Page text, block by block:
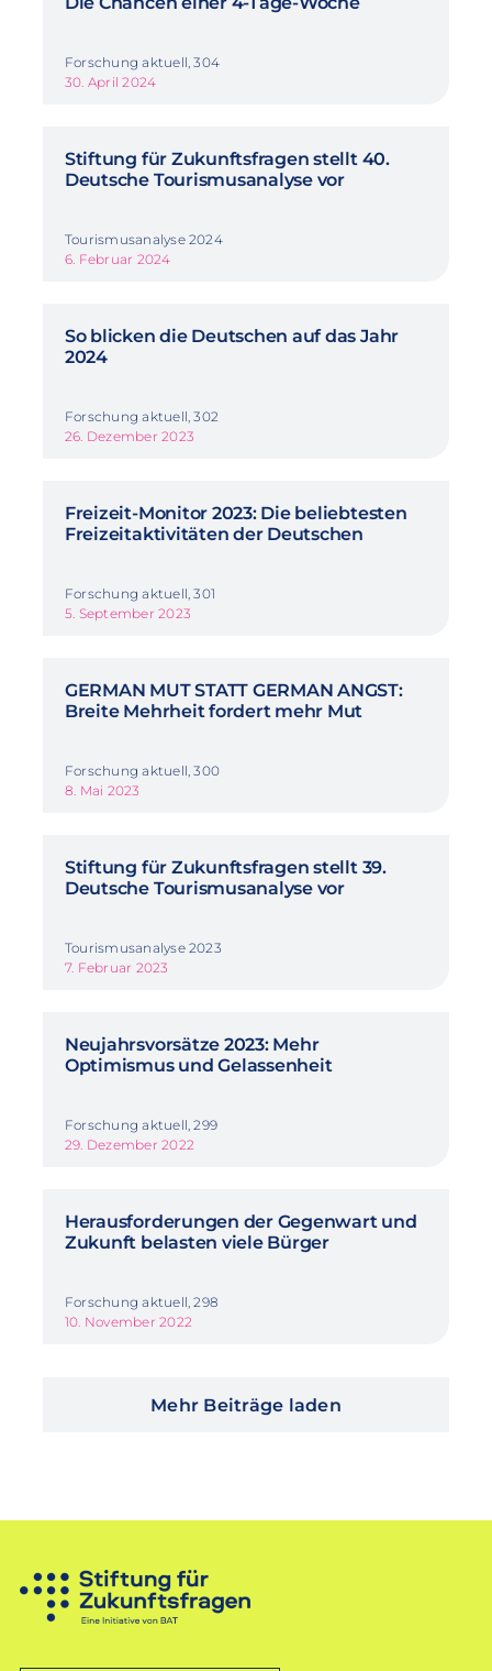
Forschung aktuell, 304
30. April 2024
Stiftung für Zukunftsfragen stellt 40.
Deutsche Tourismusanalyse vor
Tourismusanalyse 2024
6. Februar 2024
So blicken die Deutschen auf das Jahr
2024
Forschung aktuell, 302
26. Dezember 2023
Freizeit-Monitor 2023: Die beliebtesten
Freizeitaktivitäten der Deutschen
Forschung aktuell, 301
5. September 2023
GERMAN MUT STATT GERMAN ANGST:
Breite Mehrheit fordert mehr Mut
Forschung aktuell, 300
8. Mai 2023
Stiftung für Zukunftsfragen stellt 39.
Deutsche Tourismusanalyse vor
Tourismusanalyse 2023
7. Februar 2023
Neujahrsvorsätze 2023: Mehr
Optimismus und Gelassenheit
Forschung aktuell, 299
29. Dezember 2022
Herausforderungen der Gegenwart und
Zukunft belasten viele Bürger
Forschung aktuell, 298
10. November 2022
Mehr Beiträge laden